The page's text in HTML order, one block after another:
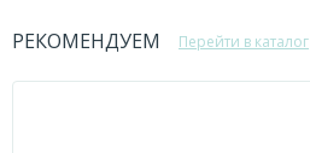
РЕКОМЕНДУЕМ Перейти в каталог